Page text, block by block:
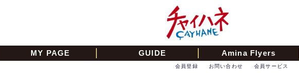
MY PAGE GUIDE Amina Flyers
会員サービス
お問い合わせ
会員登録